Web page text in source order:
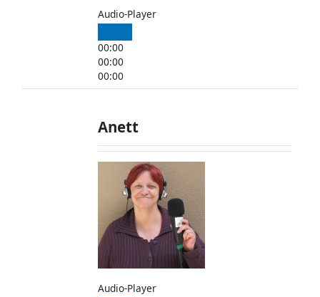
Audio-Player
00:00
00:00
00:00
Anett
Audio-Player